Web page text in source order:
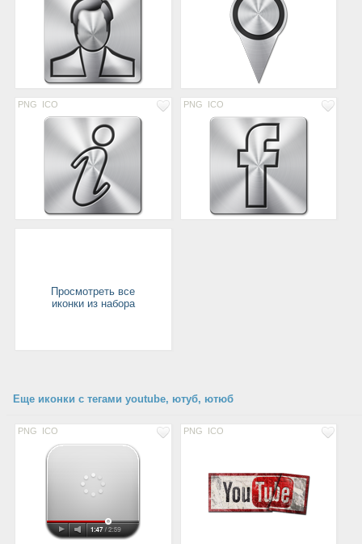
PNG ICO PNG ICO
Просмотреть все
иконки из набора
Еще иконки с тегами youtube, ютуб, ютюб
PNG ICO PNG ICO